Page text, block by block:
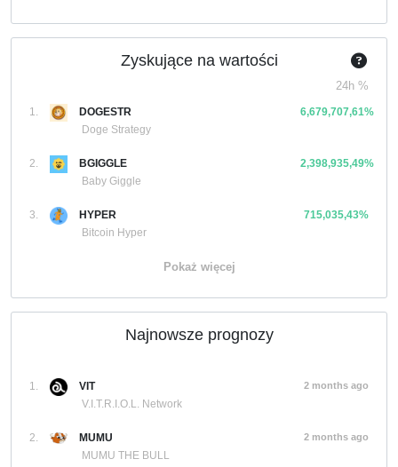
Zyskujące na wartości
24h %
1.
DOGESTR
Doge Strategy
6,679,707,61%
2.
BGIGGLE
Baby Giggle
2,398,935,49%
3.
HYPER
Bitcoin Hyper
715,035,43%
Pokaż więcej
Najnowsze prognozy
1.
VIT
V.I.T.R.I.O.L. Network
2 months ago
2.
MUMU
MUMU THE BULL
2 months ago